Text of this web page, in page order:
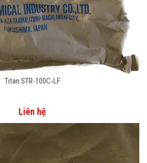
Titan STR-100C-LF
Liên hệ